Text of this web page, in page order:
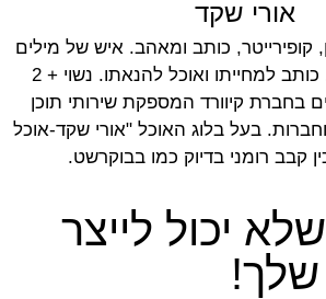
אורי שקד
קופירייטר, כותב ומאהב. איש של מילים
ופריק של מעשים. כותב למחייתו ואוכל להנאתו. נשוי + 2
בחברת קיוורד המספקת שירותי תוכן
בעל בלוג האוכל "אורי שקד-אוכל
קבב רומני בדיוק כמו בבוקרשט.
יכול לייצר
שלך!